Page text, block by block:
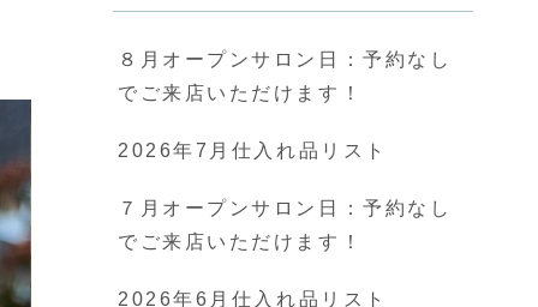
８月オープンサロン日：予約なし
でご来店いただけます！
2026年7月仕入れ品リスト
７月オープンサロン日：予約なし
でご来店いただけます！
2026年6月仕入れ品リスト